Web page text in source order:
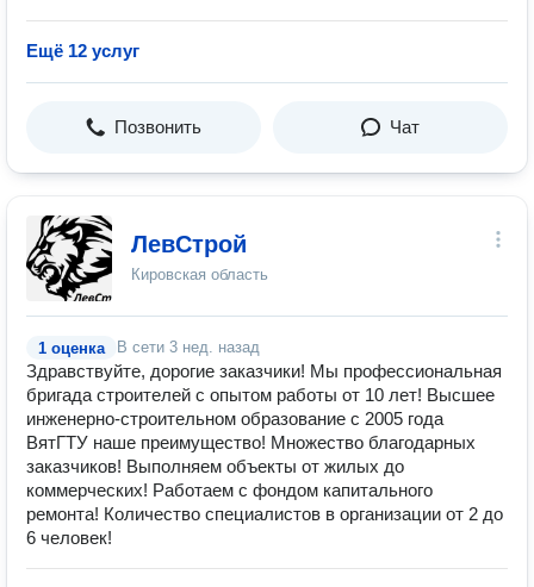
Ещё 12 услуг
Позвонить Чат
ЛевСтрой
Кировская область
1 оценка В сети 3 нед. назад
Здравствуйте, дорогие заказчики! Мы профессиональная
бригада строителей с опытом работы от 10 лет! Высшее
инженерно-строительном образование с 2005 года
ВятГТУ наше преимущество! Множество благодарных
заказчиков! Выполняем объекты от жилых до
коммерческих! Работаем с фондом капитального
ремонта! Количество специалистов в организации от 2 до
6 человек!